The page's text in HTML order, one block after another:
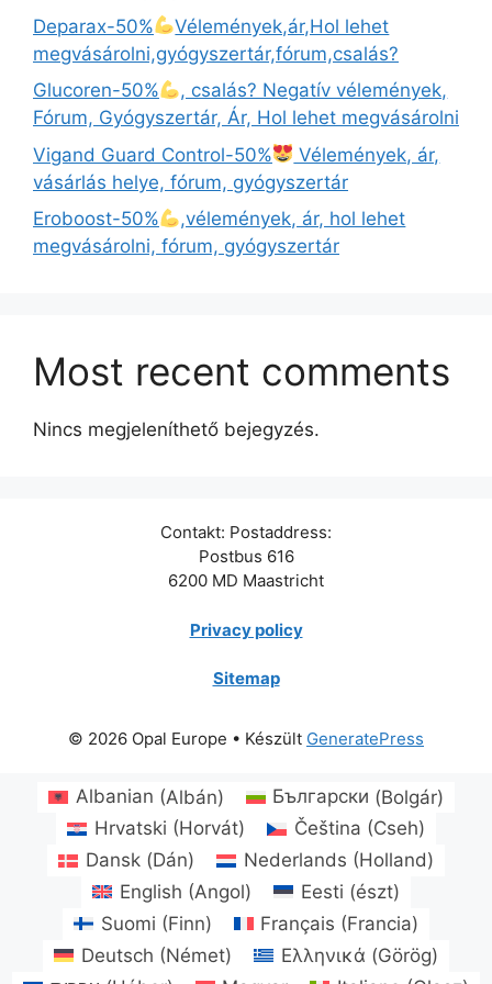
Deparax-50%
Vélemények,ár,Hol lehet
megvásárolni,gyógyszertár,fórum,csalás?
Glucoren-50%
, csalás? Negatív vélemények,
Fórum, Gyógyszertár, Ár, Hol lehet megvásárolni
Vigand Guard Control-50%
Vélemények, ár,
vásárlás helye, fórum, gyógyszertár
Eroboost-50%
,vélemények, ár, hol lehet
megvásárolni, fórum, gyógyszertár
Most recent comments
Nincs megjeleníthető bejegyzés.
Contakt: Postaddress:
Postbus 616
6200 MD Maastricht
Privacy policy
Sitemap
© 2026 Opal Europe • Készült GeneratePress
Albanian (Albán) Български (Bolgár)
Hrvatski (Horvát) Čeština (Cseh)
Dansk (Dán) Nederlands (Holland)
English (Angol) Eesti (észt)
Suomi (Finn) Français (Francia)
Deutsch (Német) Ελληνικά (Görög)